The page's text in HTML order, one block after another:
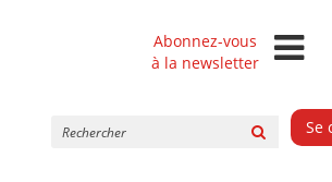
Abonnez-vous
à la newsletter
Se